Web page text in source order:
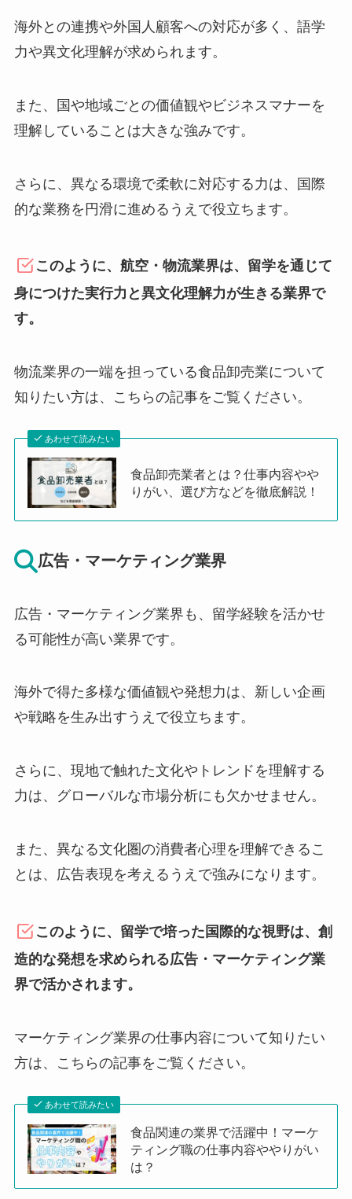
海外との連携や外国人顧客への対応が多く、語学
力や異文化理解が求められます。
また、国や地域ごとの価値観やビジネスマナーを
理解していることは大きな強みです。
さらに、異なる環境で柔軟に対応する力は、国際
的な業務を円滑に進めるうえで役立ちます。
このように、航空・物流業界は、留学を通じて
身につけた実行力と異文化理解力が生きる業界で
す。
物流業界の一端を担っている食品卸売業について
知りたい方は、こちらの記事をご覧ください。
あわせて読みたい
食品卸売業者とは？仕事内容やや
りがい、選び方などを徹底解説！
広告・マーケティング業界
広告・マーケティング業界も、留学経験を活かせ
る可能性が高い業界です。
海外で得た多様な価値観や発想力は、新しい企画
や戦略を生み出すうえで役立ちます。
さらに、現地で触れた文化やトレンドを理解する
力は、グローバルな市場分析にも欠かせません。
また、異なる文化圏の消費者心理を理解できるこ
とは、広告表現を考えるうえで強みになります。
このように、留学で培った国際的な視野は、創
造的な発想を求められる広告・マーケティング業
界で活かされます。
マーケティング業界の仕事内容について知りたい
方は、こちらの記事をご覧ください。
あわせて読みたい
食品関連の業界で活躍中！マーケ
ティング職の仕事内容ややりがい
は？